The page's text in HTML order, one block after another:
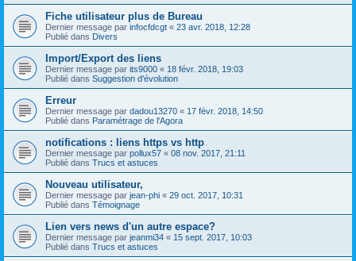
Fiche utilisateur plus de Bureau
Dernier message par infocfdcgt « 23 avr. 2018, 12:28
Publié dans Divers
Import/Export des liens
Dernier message par its9000 « 18 févr. 2018, 19:03
Publié dans Suggestion d'évolution
Erreur
Dernier message par dadou13270 « 17 févr. 2018, 14:50
Publié dans Paramétrage de l'Agora
notifications : liens https vs http
Dernier message par pollux57 « 08 nov. 2017, 21:11
Publié dans Trucs et astuces
Nouveau utilisateur,
Dernier message par jean-phi « 29 oct. 2017, 10:31
Publié dans Témoignage
Lien vers news d'un autre espace?
Dernier message par jeanmi34 « 15 sept. 2017, 10:03
Publié dans Trucs et astuces